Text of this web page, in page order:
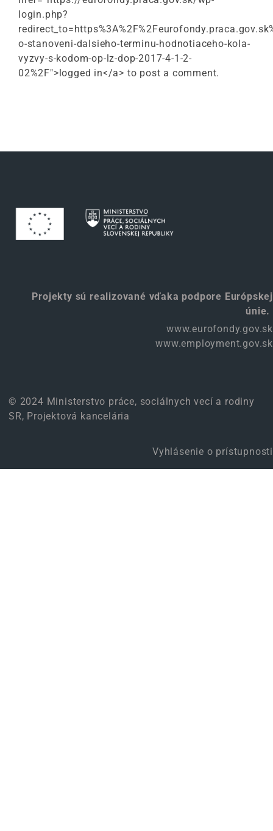
login.php?
o-stanoveni-dalsieho-terminu-hodnotiaceho-kola-
vyzvy-s-kodom-op-lz-dop-2017-4-1-2-
02%2F">logged in</a> to post a comment.
Projekty sú realizované vďaka podpore Európskej
únie.
www.eurofondy.gov.sk
www.employment.gov.sk
© 2024 Ministerstvo práce, sociálnych vecí a rodiny
SR, Projektová kancelária
Vyhlásenie o prístupnosti